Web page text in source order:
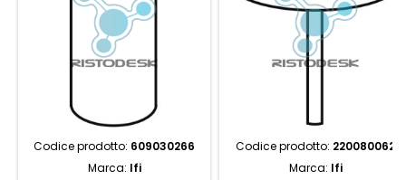
Codice prodotto: 609030266
Marca: Ifi
Codice prodotto: 220080062
Marca: Ifi